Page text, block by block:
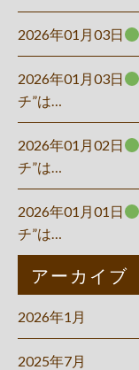
2026年01月03日
2026年01月03日
チ”は…
2026年01月02日
チ”は…
2026年01月01日
チ”は…
アーカイブ
2026年1月
2025年7月